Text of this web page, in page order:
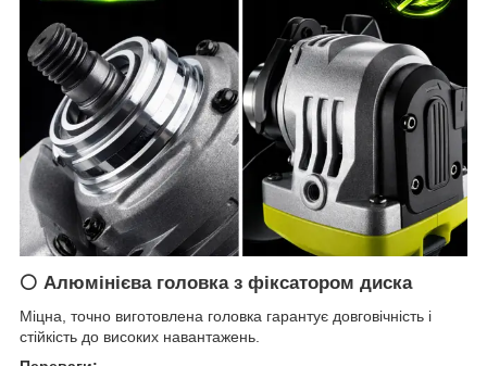
⚪ Алюмінієва головка з фіксатором диска
Міцна, точно виготовлена головка гарантує довговічність і
стійкість до високих навантажень.